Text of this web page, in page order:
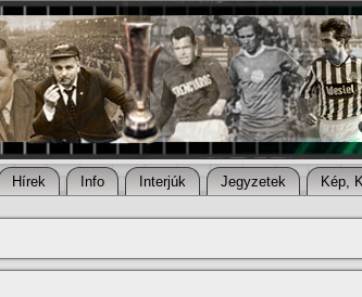
Hí­rek Info Interjúk Jegyzetek Kép,